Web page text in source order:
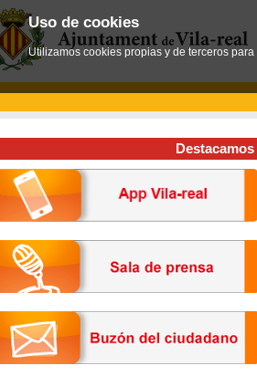
Destacamos
Uso de cookies
Utilizamos cookies propias y de terceros